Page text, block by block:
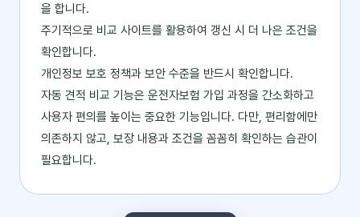
을 합니다.
주기적으로 비교 사이트를 활용하여 갱신 시 더 나은 조건을
확인합니다.
개인정보 보호 정책과 보안 수준을 반드시 확인합니다.
자동 견적 비교 기능은 운전자보험 가입 과정을 간소화하고
사용자 편의를 높이는 중요한 기능입니다. 다만, 편리함에만
의존하지 않고, 보장 내용과 조건을 꼼꼼히 확인하는 습관이
필요합니다.